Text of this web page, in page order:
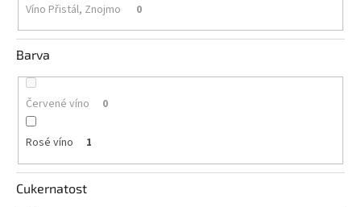
Klarety
Vína
podle
Víno
podle
obsahu
cukru
Dárkové
Víno Přistál, Znojmo 0
Barva
Červené víno 0
Rosé víno 1
Cukernatost